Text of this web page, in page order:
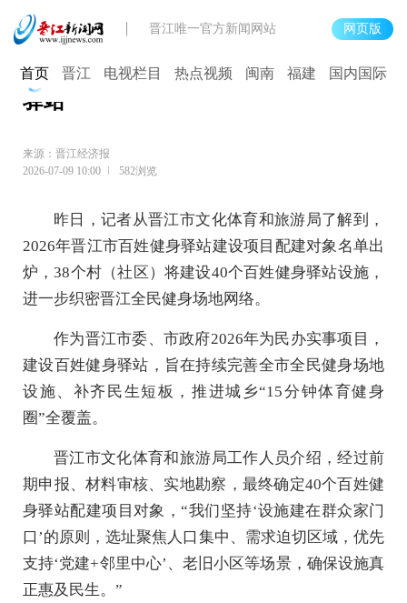
晋江唯一官方新闻网站 网页版
首页 晋江 电视栏目 热点视频 闽南 福建 国内国际
晋江38个村（社区） 将新建40个健身
驿站
来源：晋江经济报
2026-07-09 10:00
582浏览
昨日，记者从晋江市文化体育和旅游局了解到，
2026年晋江市百姓健身驿站建设项目配建对象名单出
炉，38个村（社区）将建设40个百姓健身驿站设施，
进一步织密晋江全民健身场地网络。
作为晋江市委、市政府2026年为民办实事项目，
建设百姓健身驿站，旨在持续完善全市全民健身场地
设施、补齐民生短板，推进城乡“15分钟体育健身
圈”全覆盖。
晋江市文化体育和旅游局工作人员介绍，经过前
期申报、材料审核、实地勘察，最终确定40个百姓健
身驿站配建项目对象，“我们坚持‘设施建在群众家门
口’的原则，选址聚焦人口集中、需求迫切区域，优先
支持‘党建+邻里中心’、老旧小区等场景，确保设施真
正惠及民生。”